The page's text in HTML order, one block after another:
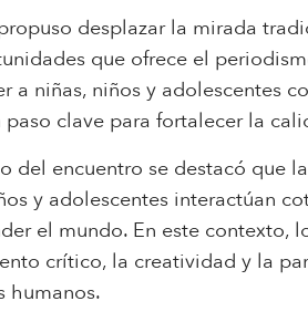
desplazar la mirada
que ofrece el
a niñas, niños y adolescentes
paso clave para fortalecer la
del encuentro se destacó que
y adolescentes interactúan
el mundo. En este contexto,
crítico, la creatividad y la
humanos.